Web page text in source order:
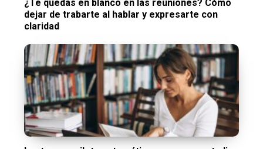
¿Te quedas en blanco en las reuniones? Cómo
dejar de trabarte al hablar y expresarte con
claridad